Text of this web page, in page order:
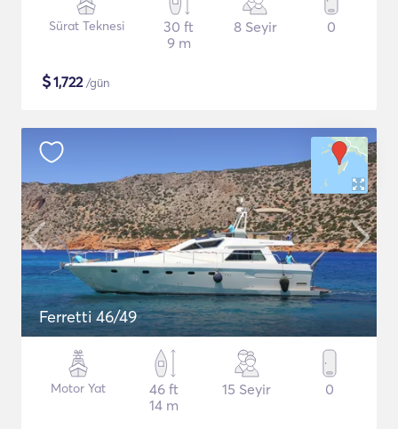
Sürat Teknesi
30 ft
9 m
8 Seyir 0
$1,722/gün
Ferretti 46/49
Motor Yat
46 ft
14 m
15 Seyir 0